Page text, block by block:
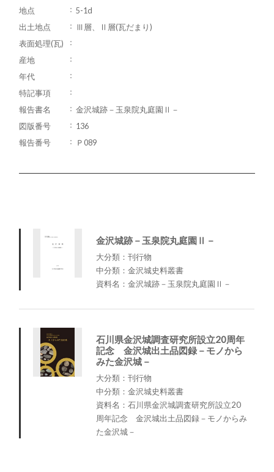
地点
5-1d
出土地点
Ⅲ層、Ⅱ層(瓦だまり)
表面処理(瓦)
産地
年代
特記事項
報告書名
金沢城跡－玉泉院丸庭園Ⅱ－
図版番号
136
報告番号
Ｐ089
金沢城跡－玉泉院丸庭園Ⅱ－
大分類：刊行物
中分類：金沢城史料叢書
資料名：金沢城跡－玉泉院丸庭園Ⅱ－
石川県金沢城調査研究所設立20周年
記念 金沢城出土品図録－モノから
みた金沢城－
大分類：刊行物
中分類：金沢城史料叢書
資料名：石川県金沢城調査研究所設立20
周年記念 金沢城出土品図録－モノからみ
た金沢城－